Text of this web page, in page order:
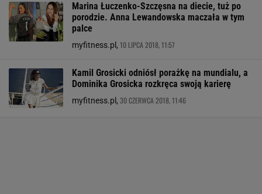
Marina Łuczenko-Szczęsna na diecie, tuż po
porodzie. Anna Lewandowska maczała w tym
palce
myfitness.pl, 10 LIPCA 2018, 11:57
Kamil Grosicki odniósł porażkę na mundialu, a
Dominika Grosicka rozkręca swoją karierę
myfitness.pl, 30 CZERWCA 2018, 11:46